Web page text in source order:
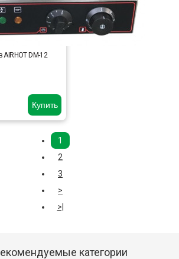
Купить
DM-12
1
2
3
>
>|
категории